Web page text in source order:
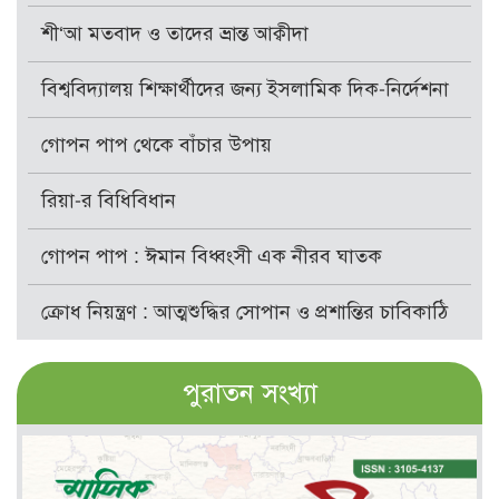
শী‘আ মতবাদ ও তাদের ভ্রান্ত আক্বীদা
বিশ্ববিদ্যালয় শিক্ষার্থীদের জন্য ইসলামিক দিক-নির্দেশনা
গোপন পাপ থেকে বাঁচার উপায়
রিয়া-র বিধিবিধান
গোপন পাপ : ঈমান বিধ্বংসী এক নীরব ঘাতক
ক্রোধ নিয়ন্ত্রণ : আত্মশুদ্ধির সোপান ও প্রশান্তির চাবিকাঠি
পুরাতন সংখ্যা